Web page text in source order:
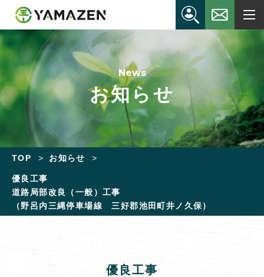
News
お知らせ
TOP お知らせ
優良工事
道路局部改良（一般）工事
（野呂内三縄停車場線 三好郡池田町井ノ久保）
優良工事